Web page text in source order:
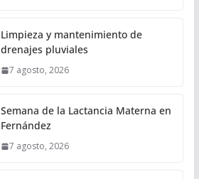
Limpieza y mantenimiento de
drenajes pluviales
7 agosto, 2026
Semana de la Lactancia Materna en
Fernández
7 agosto, 2026